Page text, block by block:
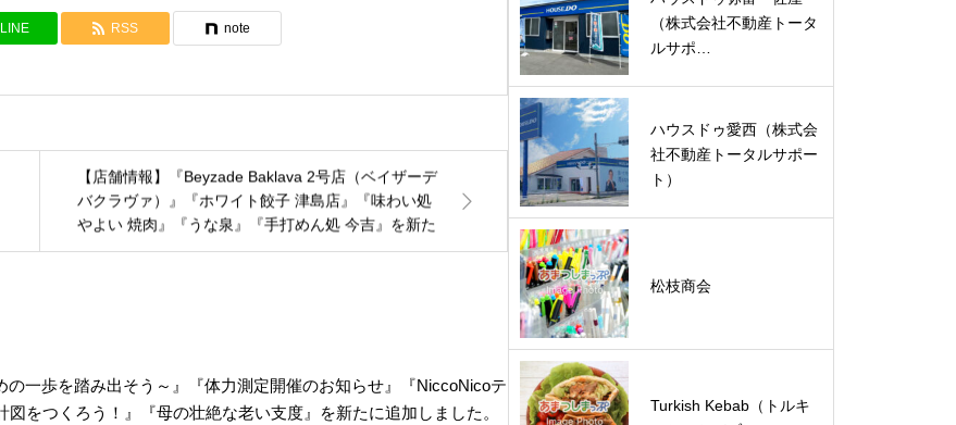
LINE RSS note
【店舗情報】『Beyzade Baklava 2号店（ベイザーデ
バクラヴァ）』『ホワイト餃子 津島店』『味わい処
やよい 焼肉』『うな泉』『手打めん処 今吉』を新た
に追加しました。
の一歩を踏み出そう～』『体力測定開催のお知らせ』『NiccoNicoテ
をつくろう！』『母の壮絶な老い支度』を新たに追加しました。
（株式会社不動産トータ
ルサポ…
ハウスドゥ愛西（株式会
社不動産トータルサポー
ト）
松枝商会
Turkish Kebab（トルキ